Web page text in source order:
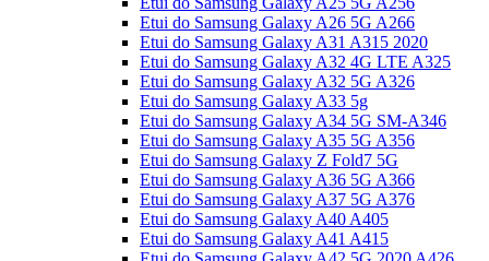
Etui do Samsung Galaxy A26 5G A266
Etui do Samsung Galaxy A31 A315 2020
Etui do Samsung Galaxy A32 4G LTE A325
Etui do Samsung Galaxy A32 5G A326
Etui do Samsung Galaxy A33 5g
Etui do Samsung Galaxy A34 5G SM-A346
Etui do Samsung Galaxy A35 5G A356
Etui do Samsung Galaxy Z Fold7 5G
Etui do Samsung Galaxy A36 5G A366
Etui do Samsung Galaxy A37 5G A376
Etui do Samsung Galaxy A40 A405
Etui do Samsung Galaxy A41 A415